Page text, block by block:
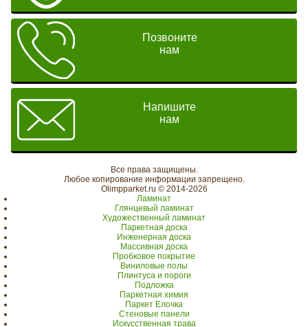
Позвоните
нам
Напишите
нам
Все права защищены.
Любое копирование информации запрещено.
Olimpparket.ru © 2014-2026
Ламинат
Глянцевый ламинат
Художественный ламинат
Паркетная доска
Инженерная доска
Массивная доска
Пробковое покрытие
Виниловые полы
Плинтуса и пороги
Подложка
Паркетная химия
Паркет Елочка
Стеновые панели
Искусственная трава